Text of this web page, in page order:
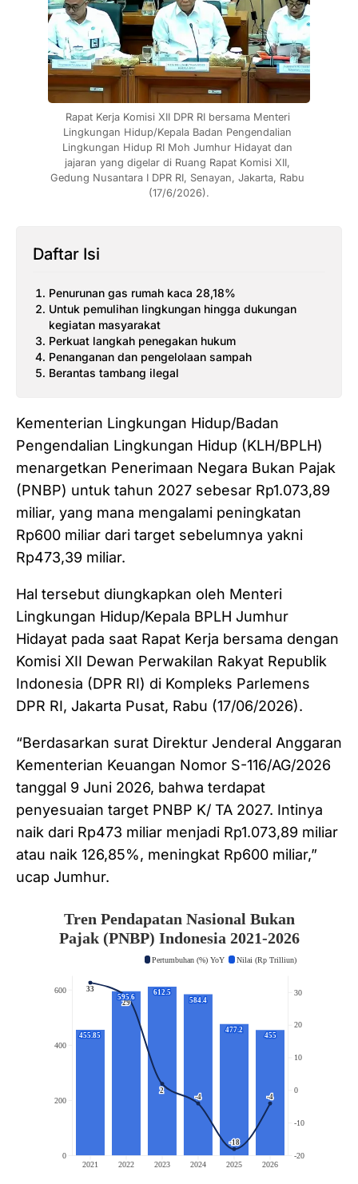
Rapat Kerja Komisi XII DPR RI bersama Menteri
Lingkungan Hidup/Kepala Badan Pengendalian
Lingkungan Hidup RI Moh Jumhur Hidayat dan
jajaran yang digelar di Ruang Rapat Komisi XII,
Gedung Nusantara I DPR RI, Senayan, Jakarta, Rabu
(17/6/2026).
Daftar Isi
Penurunan gas rumah kaca 28,18%
Untuk pemulihan lingkungan hingga dukungan
kegiatan masyarakat
Perkuat langkah penegakan hukum
Penanganan dan pengelolaan sampah
Berantas tambang ilegal
Kementerian Lingkungan Hidup/Badan
Pengendalian Lingkungan Hidup (KLH/BPLH)
menargetkan Penerimaan Negara Bukan Pajak
(PNBP) untuk tahun 2027 sebesar Rp1.073,89
miliar, yang mana mengalami peningkatan
Rp600 miliar dari target sebelumnya yakni
Rp473,39 miliar.
Hal tersebut diungkapkan oleh Menteri
Lingkungan Hidup/Kepala BPLH Jumhur
Hidayat pada saat Rapat Kerja bersama dengan
Komisi XII Dewan Perwakilan Rakyat Republik
Indonesia (DPR RI) di Kompleks Parlemens
DPR RI, Jakarta Pusat, Rabu (17/06/2026).
“Berdasarkan surat Direktur Jenderal Anggaran
Kementerian Keuangan Nomor S-116/AG/2026
tanggal 9 Juni 2026, bahwa terdapat
penyesuaian target PNBP K/ TA 2027. Intinya
naik dari Rp473 miliar menjadi Rp1.073,89 miliar
atau naik 126,85%, meningkat Rp600 miliar,”
ucap Jumhur.